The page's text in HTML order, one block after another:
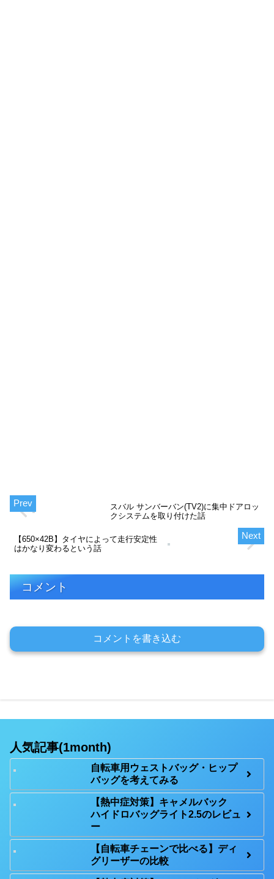
スバル サンバーバン(TV2)に集中ドアロッ
クシステムを取り付けた話
【650×42B】タイヤによって走行安定性
はかなり変わるという話
コメント
コメントを書き込む
人気記事(1month)
自転車用ウェストバッグ・ヒップ
バッグを考えてみる
【熱中症対策】キャメルバック
ハイドロバッグライト2.5のレビュ
ー
【自転車チェーンで比べる】ディ
グリーザーの比較